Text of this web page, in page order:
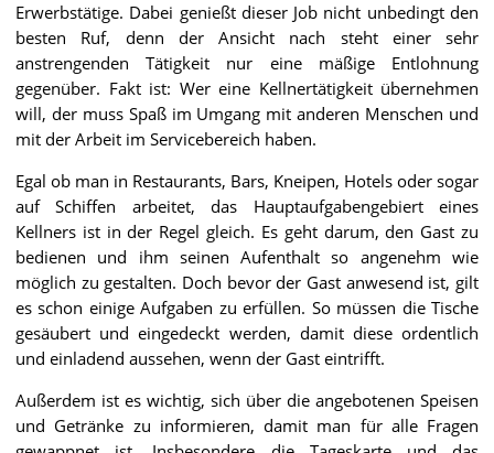
Erwerbstätige. Dabei genießt dieser Job nicht unbedingt den
besten Ruf, denn der Ansicht nach steht einer sehr
anstrengenden Tätigkeit nur eine mäßige Entlohnung
gegenüber. Fakt ist: Wer eine Kellnertätigkeit übernehmen
will, der muss Spaß im Umgang mit anderen Menschen und
mit der Arbeit im Servicebereich haben.
Egal ob man in Restaurants, Bars, Kneipen, Hotels oder sogar
auf Schiffen arbeitet, das Hauptaufgabengebiert eines
Kellners ist in der Regel gleich. Es geht darum, den Gast zu
bedienen und ihm seinen Aufenthalt so angenehm wie
möglich zu gestalten. Doch bevor der Gast anwesend ist, gilt
es schon einige Aufgaben zu erfüllen. So müssen die Tische
gesäubert und eingedeckt werden, damit diese ordentlich
und einladend aussehen, wenn der Gast eintrifft.
Außerdem ist es wichtig, sich über die angebotenen Speisen
und Getränke zu informieren, damit man für alle Fragen